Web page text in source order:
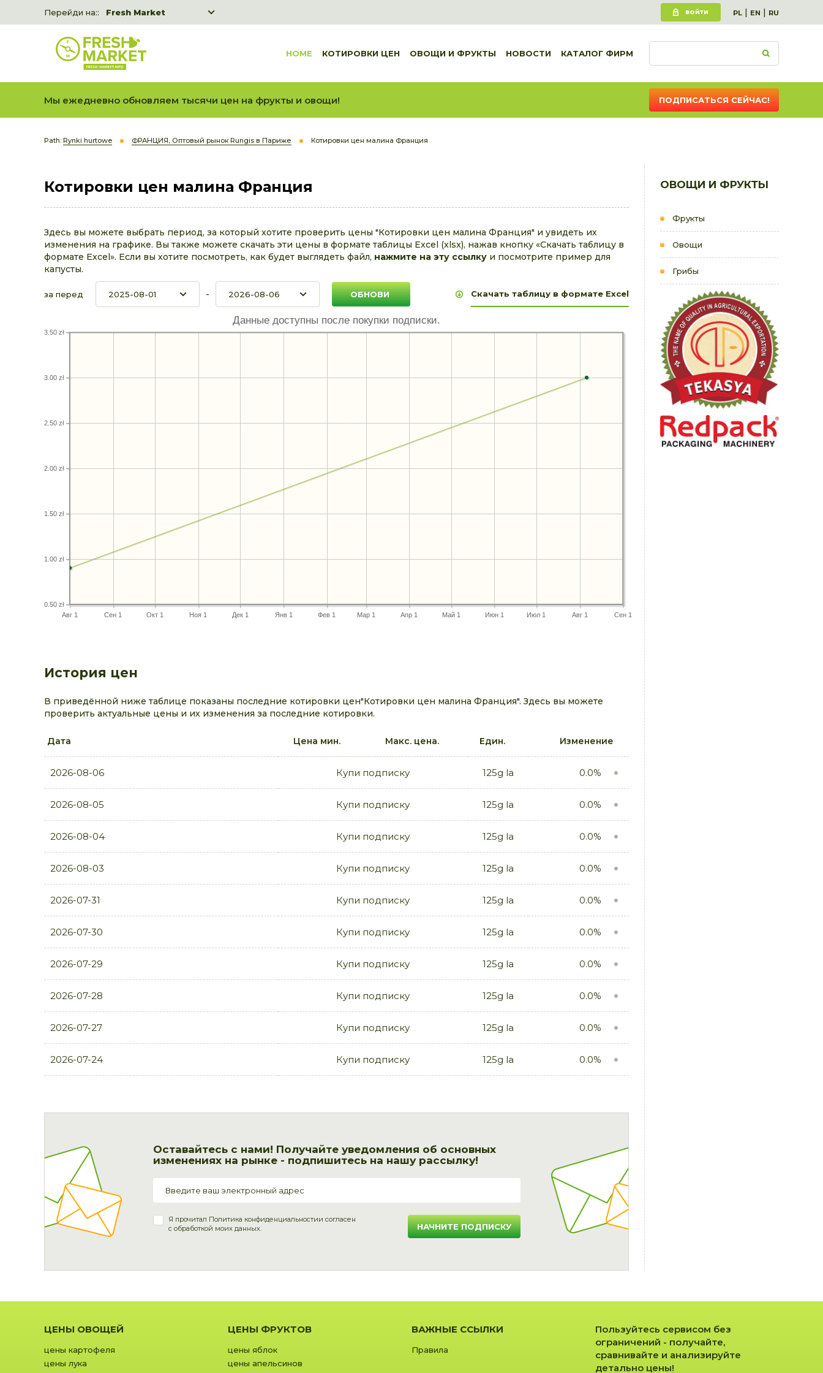
Перейди на::
Fresh Market
Fresh Market event B2B
ВОЙТИ PL | EN | RU
HOME КОТИРОВКИ ЦЕН ОВОЩИ И ФРУКТЫ НОВОСТИ КАТАЛОГ ФИРМ
Мы ежедневно обновляем тысячи цен на фрукты и овощи! ПОДПИСАТЬСЯ СЕЙЧАС!
Path: Rynki hurtowe ФРАНЦИЯ, Оптовый рынок Rungis в Париже Котировки цен малина Франция
ОВОЩИ И ФРУКТЫ
Фрукты
Овощи
Грибы
Котировки цен малина Франция
Здесь вы можете выбрать период, за который хотите проверить цены "Котировки цен малина Франция" и увидеть их
изменения на графике. Вы также можете скачать эти цены в формате таблицы Excel (xlsx), нажав кнопку «Скачать таблицу в
формате Excel». Если вы хотите посмотреть, как будет выглядеть файл, нажмите на эту ссылку и посмотрите пример для
капусты.
за перед - Скачать таблицу в формате Excel
Данные доступны после покупки подписки.
Авг 1 Сен 1 Окт 1 Ноя 1 Дек 1 Янв 1 Фев 1 Мар 1 Апр 1 Май 1 Июн 1 Июл 1 Авг 1 Сен 1
0.50 zł
1.00 zł
1.50 zł
2.00 zł
2.50 zł
3.00 zł
3.50 zł
История цен
В приведённой ниже таблице показаны последние котировки цен"Котировки цен малина Франция". Здесь вы можете
проверить актуальные цены и их изменения за последние котировки.
Дата Цена мин. Макс. цена. Един. Изменение
2026-08-06 Купи подписку 125g la 0.0%
2026-08-05 Купи подписку 125g la 0.0%
2026-08-04 Купи подписку 125g la 0.0%
2026-08-03 Купи подписку 125g la 0.0%
2026-07-31 Купи подписку 125g la 0.0%
2026-07-30 Купи подписку 125g la 0.0%
2026-07-29 Купи подписку 125g la 0.0%
2026-07-28 Купи подписку 125g la 0.0%
2026-07-27 Купи подписку 125g la 0.0%
2026-07-24 Купи подписку 125g la 0.0%
Оставайтесь с нами! Получайте уведомления об основных
изменениях на рынке - подпишитесь на нашу рассылку!
Я прочитал Политика конфиденциальностии согласен
с обработкой моих данных.
НАЧНИТЕ ПОДПИСКУ
ЦЕНЫ ОВОЩЕЙ
цены картофеля
цены лука
ЦЕНЫ ФРУКТОВ
цены яблок
цены апельсинов
ВАЖНЫЕ ССЫЛКИ
Правила
Пользуйтесь сервисом без
ограничений - получайте,
сравнивайте и анализируйте
детально цены!